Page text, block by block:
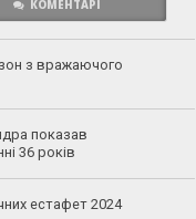
КОМЕНТАРІ
з вражаючого
показав
36 років
естафет 2024